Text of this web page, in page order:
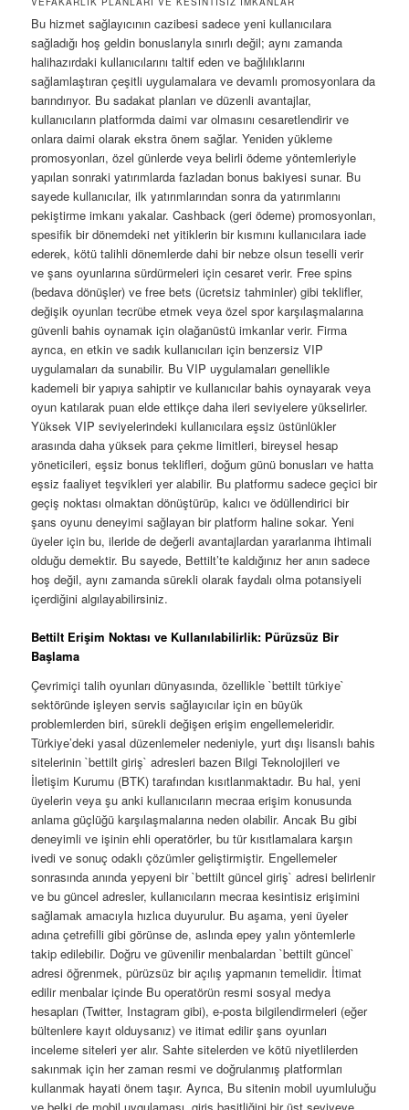
Bu hizmet sağlayıcının cazibesi sadece yeni kullanıcılara
sağladığı hoş geldin bonuslarıyla sınırlı değil; aynı zamanda
halihazırdaki kullanıcılarını taltif eden ve bağlılıklarını
sağlamlaştıran çeşitli uygulamalara ve devamlı promosyonlara da
barındırıyor. Bu sadakat planları ve düzenli avantajlar,
kullanıcıların platformda daimi var olmasını cesaretlendirir ve
onlara daimi olarak ekstra önem sağlar. Yeniden yükleme
promosyonları, özel günlerde veya belirli ödeme yöntemleriyle
yapılan sonraki yatırımlarda fazladan bonus bakiyesi sunar. Bu
sayede kullanıcılar, ilk yatırımlarından sonra da yatırımlarını
pekiştirme imkanı yakalar. Cashback (geri ödeme) promosyonları,
spesifik bir dönemdeki net yitiklerin bir kısmını kullanıcılara iade
ederek, kötü talihli dönemlerde dahi bir nebze olsun teselli verir
ve şans oyunlarına sürdürmeleri için cesaret verir. Free spins
(bedava dönüşler) ve free bets (ücretsiz tahminler) gibi teklifler,
değişik oyunları tecrübe etmek veya özel spor karşılaşmalarına
güvenli bahis oynamak için olağanüstü imkanlar verir. Firma
ayrıca, en etkin ve sadık kullanıcıları için benzersiz VIP
uygulamaları da sunabilir. Bu VIP uygulamaları genellikle
kademeli bir yapıya sahiptir ve kullanıcılar bahis oynayarak veya
oyun katılarak puan elde ettikçe daha ileri seviyelere yükselirler.
Yüksek VIP seviyelerindeki kullanıcılara eşsiz üstünlükler
arasında daha yüksek para çekme limitleri, bireysel hesap
yöneticileri, eşsiz bonus teklifleri, doğum günü bonusları ve hatta
eşsiz faaliyet teşvikleri yer alabilir. Bu platformu sadece geçici bir
geçiş noktası olmaktan dönüştürüp, kalıcı ve ödüllendirici bir
şans oyunu deneyimi sağlayan bir platform haline sokar. Yeni
üyeler için bu, ileride de değerli avantajlardan yararlanma ihtimali
olduğu demektir. Bu sayede, Bettilt’te kaldığınız her anın sadece
hoş değil, aynı zamanda sürekli olarak faydalı olma potansiyeli
içerdiğini algılayabilirsiniz.
Bettilt Erişim Noktası ve Kullanılabilirlik: Pürüzsüz Bir
Başlama
Çevrimiçi talih oyunları dünyasında, özellikle `bettilt türkiye`
sektöründe işleyen servis sağlayıcılar için en büyük
problemlerden biri, sürekli değişen erişim engellemeleridir.
Türkiye’deki yasal düzenlemeler nedeniyle, yurt dışı lisanslı bahis
sitelerinin `bettilt giriş` adresleri bazen Bilgi Teknolojileri ve
İletişim Kurumu (BTK) tarafından kısıtlanmaktadır. Bu hal, yeni
üyelerin veya şu anki kullanıcıların mecraa erişim konusunda
anlama güçlüğü karşılaşmalarına neden olabilir. Ancak Bu gibi
deneyimli ve işinin ehli operatörler, bu tür kısıtlamalara karşın
ivedi ve sonuç odaklı çözümler geliştirmiştir. Engellemeler
sonrasında anında yepyeni bir `bettilt güncel giriş` adresi belirlenir
ve bu güncel adresler, kullanıcıların mecraa kesintisiz erişimini
sağlamak amacıyla hızlıca duyurulur. Bu aşama, yeni üyeler
adına çetrefilli gibi görünse de, aslında epey yalın yöntemlerle
takip edilebilir. Doğru ve güvenilir menbalardan `bettilt güncel`
adresi öğrenmek, pürüzsüz bir açılış yapmanın temelidir. İtimat
edilir menbalar içinde Bu operatörün resmi sosyal medya
hesapları (Twitter, Instagram gibi), e-posta bilgilendirmeleri (eğer
bültenlere kayıt olduysanız) ve itimat edilir şans oyunları
inceleme siteleri yer alır. Sahte sitelerden ve kötü niyetlilerden
sakınmak için her zaman resmi ve doğrulanmış platformları
kullanmak hayati önem taşır. Ayrıca, Bu sitenin mobil uyumluluğu
ve belki de mobil uygulaması, giriş basitliğini bir üst seviyeye